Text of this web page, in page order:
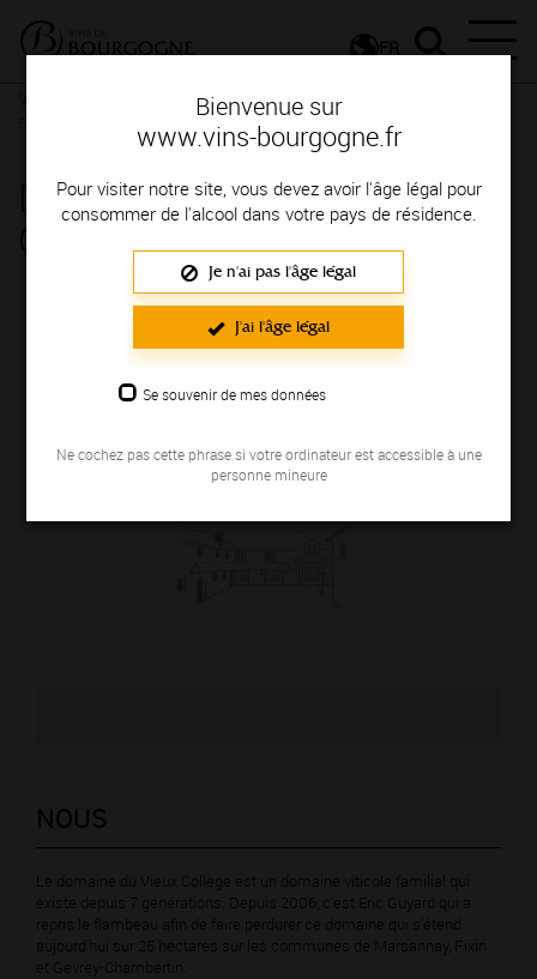
Bienvenue sur
www.vins-bourgogne.fr
Pour visiter notre site, vous devez avoir l'âge légal pour
consommer de l'alcool dans votre pays de résidence.
Je n'ai pas l'âge légal
J'ai l'âge légal
Se souvenir de mes données
Ne cochez pas cette phrase si votre ordinateur est accessible à une
personne mineure
FR
Femmes et hommes passionnés
DOMAINE DU VIEUX
COLLÈGE - ERIC GUYARD
Région de production : COTE DE NUITS
NOUS
Le domaine du Vieux Collège est un domaine viticole familial qui
existe depuis 7 générations. Depuis 2006, c'est Eric Guyard qui a
repris le flambeau afin de faire perdurer ce domaine qui s'étend
aujourd'hui sur 25 hectares sur les communes de Marsannay, Fixin
et Gevrey-Chambertin.